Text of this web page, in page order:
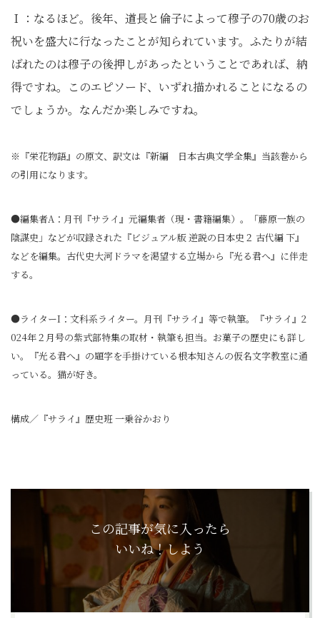
Ｉ：なるほど。後年、道長と倫子によって穆子の70歳のお
祝いを盛大に行なったことが知られています。ふたりが結
ばれたのは穆子の後押しがあったということであれば、納
得ですね。このエピソード、いずれ描かれることになるの
でしょうか。なんだか楽しみですね。
※『栄花物語』の原文、訳文は『新編 日本古典文学全集』当該巻から
の引用になります。
●編集者A：月刊『サライ』元編集者（現・書籍編集）。「藤原一族の
陰謀史」などが収録された『ビジュアル版 逆説の日本史２ 古代編 下』
などを編集。古代史大河ドラマを渇望する立場から『光る君へ』に伴走
する。
●ライターI：文科系ライター。月刊『サライ』等で執筆。『サライ』2
024年２月号の紫式部特集の取材・執筆も担当。お菓子の歴史にも詳し
い。『光る君へ』の題字を手掛けている根本知さんの仮名文字教室に通
っている。猫が好き。
構成／『サライ』歴史班 一乗谷かおり
この記事が気に入ったら
いいね！しよう